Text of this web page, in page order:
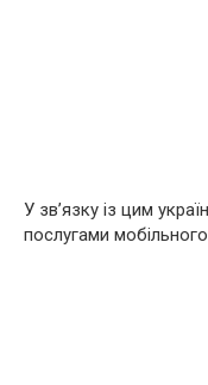
У зв’язку із цим
послугами мобільного